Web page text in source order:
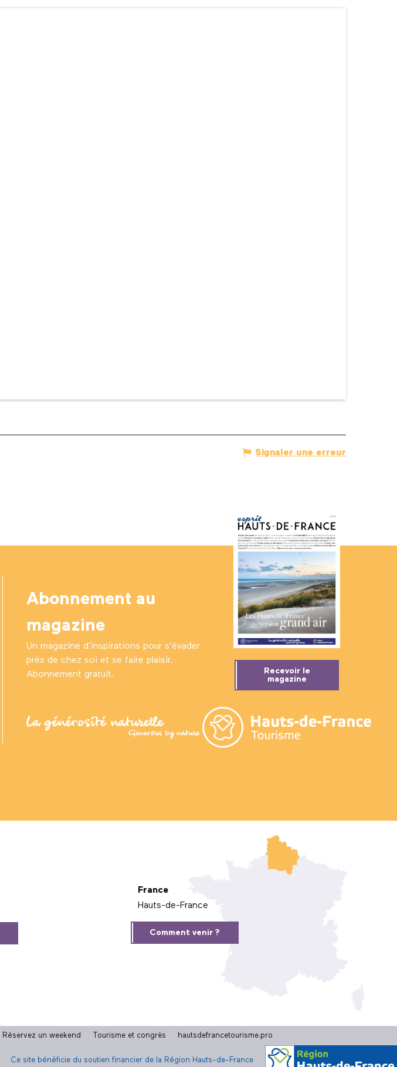
Signaler une erreur
Abonnement au
magazine
Un magazine d’inspirations pour s'évader
près de chez soi et se faire plaisir.
Abonnement gratuit.
Recevoir le
magazine
France
Hauts-de-France
Comment venir ?
Réservez un weekend Tourisme et congrès hautsdefrancetourisme.pro
Ce site bénéficie du soutien financier de la Région Hauts-de-France